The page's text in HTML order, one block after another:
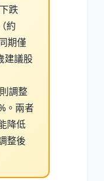
跌
約
期僅
建議股
調整
。兩者
降低
整後